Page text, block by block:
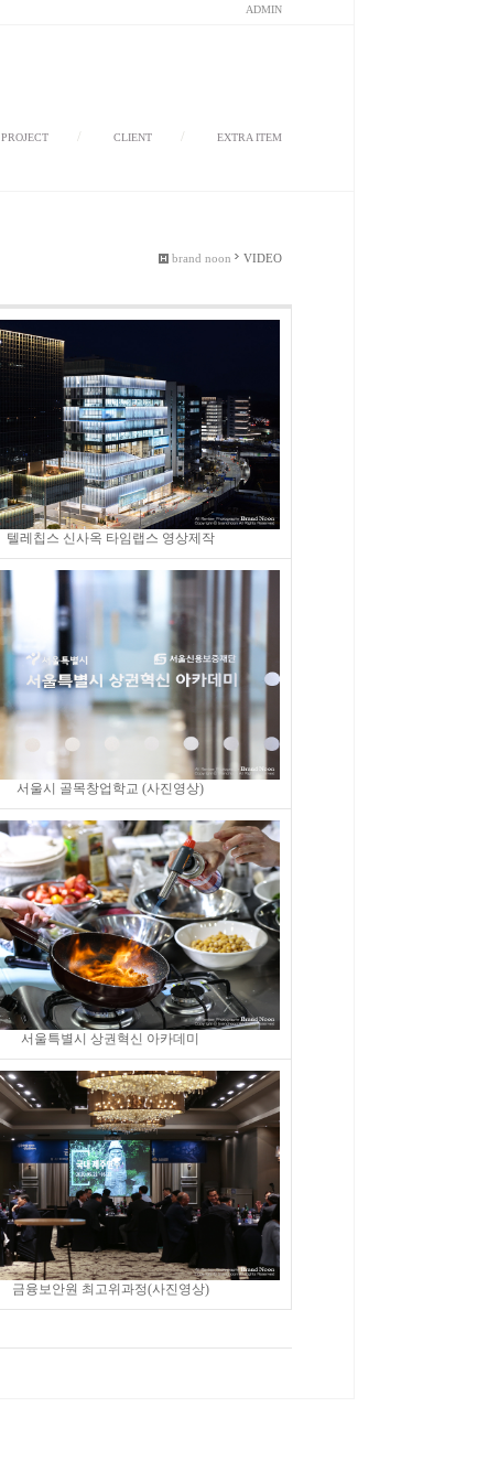
ADMIN
PROJECT / CLIENT / EXTRA ITEM
brand noon VIDEO
텔레칩스 신사옥 타임랩스 영상제작
서울시 골목창업학교 (사진영상)
서울특별시 상권혁신 아카데미
금융보안원 최고위과정(사진영상)